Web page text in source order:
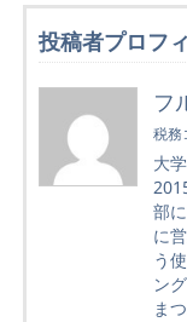
投稿者プロフ
フ
税務
大
部
に
う
ン
ま